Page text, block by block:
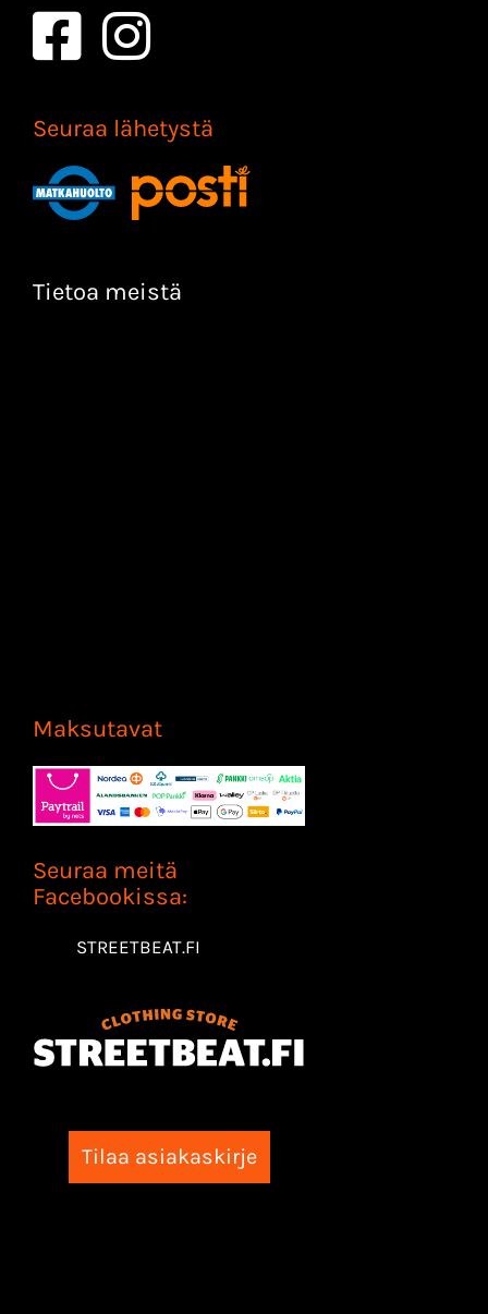
Seuraa lähetystä
Tietoa meistä
Maksutavat
Seuraa meitä
Facebookissa:
STREETBEAT.FI